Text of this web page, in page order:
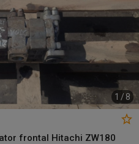
1 / 8
frontal Hitachi ZW180